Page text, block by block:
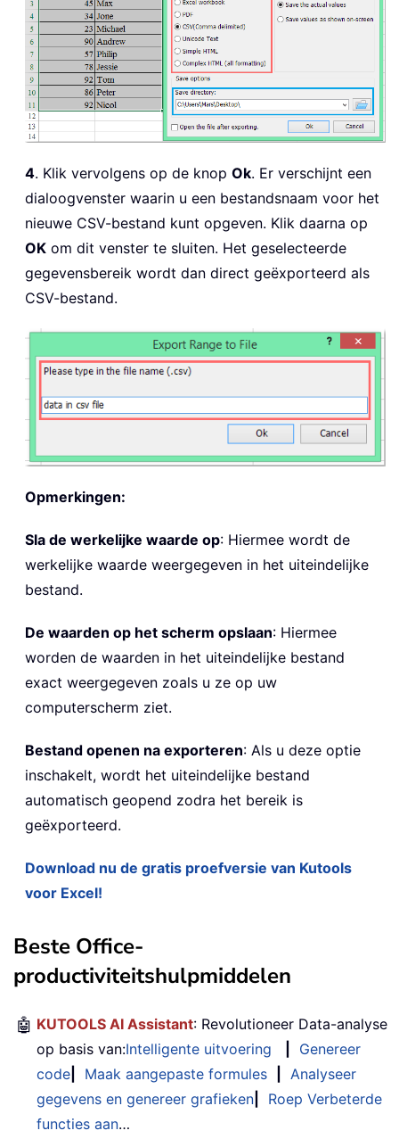
4. Klik vervolgens op de knop Ok. Er verschijnt een
dialoogvenster waarin u een bestandsnaam voor het
nieuwe CSV-bestand kunt opgeven. Klik daarna op
OK om dit venster te sluiten. Het geselecteerde
gegevensbereik wordt dan direct geëxporteerd als
CSV-bestand.
Opmerkingen:
Sla de werkelijke waarde op: Hiermee wordt de
werkelijke waarde weergegeven in het uiteindelijke
bestand.
De waarden op het scherm opslaan: Hiermee
worden de waarden in het uiteindelijke bestand
exact weergegeven zoals u ze op uw
computerscherm ziet.
Bestand openen na exporteren: Als u deze optie
inschakelt, wordt het uiteindelijke bestand
automatisch geopend zodra het bereik is
geëxporteerd.
Download nu de gratis proefversie van Kutools
voor Excel!
Beste Office-
productiviteitshulpmiddelen
🤖 KUTOOLS AI Assistant: Revolutioneer Data-analyse
op basis van:Intelligente uitvoering
Genereer
code
Maak aangepaste formules
Analyseer
gegevens en genereer grafieken
Roep Verbeterde
functies aan…